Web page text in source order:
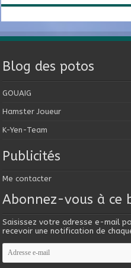
Blog des potos
GOUAIG
Hamster Joueur
K-Yen-Team
Publicités
Me contacter
Abonnez-vous à ce
Saisissez votre adresse e-mail
recevoir une notification de
Adresse
e-
mail